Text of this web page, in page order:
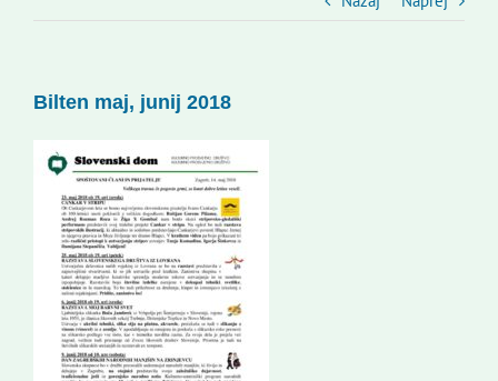
Kontakti
Novi odmev – naše glasilo
Založništvo
Koristne informacije
Bilten maj, junij 2018